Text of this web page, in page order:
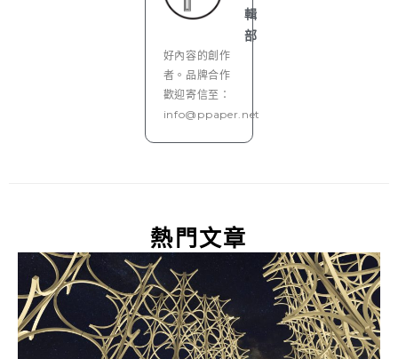
輯
部
好內容的創作
者。品牌合作
歡迎寄信至：
info@ppaper.net
熱門文章